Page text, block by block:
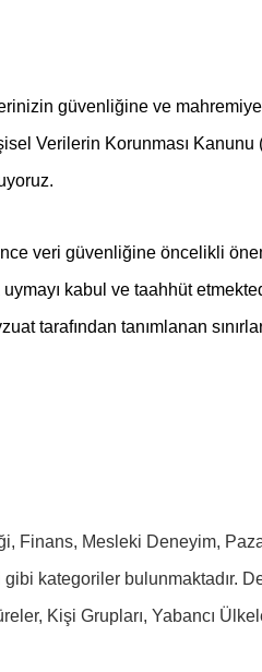
güvenliğine ve
Verilerin Korunması Kanunu
veri güvenliğine öncelikli
kabul ve taahhüt
tarafından tanımlanan
Finans, Mesleki Deneyim,
kategoriler bulunmaktadır.
Kişi Grupları, Yabancı